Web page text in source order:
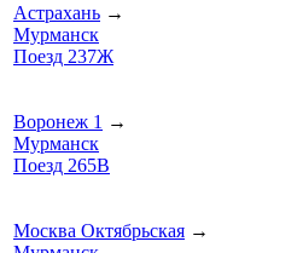
Астрахань →
Мурманск
Поезд 237Ж
Воронеж 1 →
Мурманск
Поезд 265В
Москва Октябрьская →